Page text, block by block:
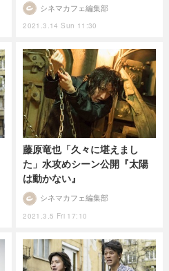
2021.3.14 Sun 11:30
シネマカフェ編集部
藤原竜也「久々に堪えまし
た」水攻めシーン公開『太陽
は動かない』
2021.3.5 Fri 17:10
シネマカフェ編集部